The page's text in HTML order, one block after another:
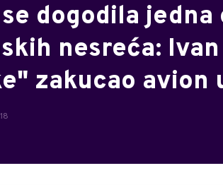
dogodila
nesreća:
zakucao avion